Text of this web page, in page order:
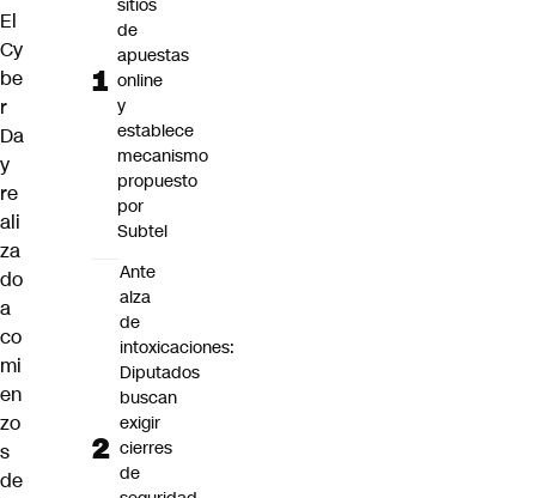
El
Cy
be
r
Da
y
re
ali
za
do
a
co
mi
en
zo
s
de
sitios
de
apuestas
online
y
establece
mecanismo
propuesto
por
Subtel
Ante
alza
de
intoxicaciones:
Diputados
buscan
exigir
cierres
de